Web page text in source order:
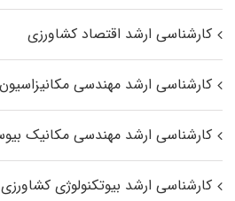
کارشناسی ارشد اقتصاد کشاورزی
کارشناسی ارشد مهندسی
کارشناسی ارشد مهندسی مکانیک
کارشناسی ارشد بیوتکنولوژی کشاورزی